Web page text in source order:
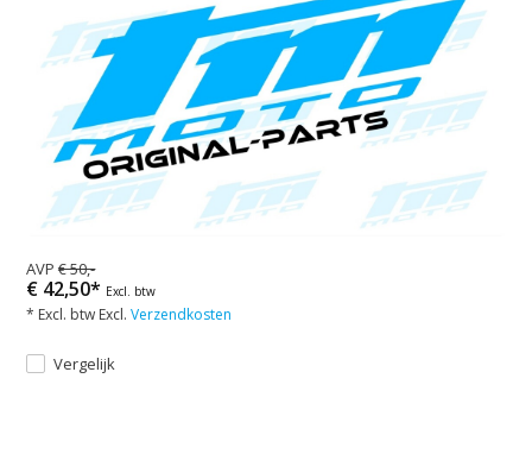
AVP€ 50,-
€ 42,50* Excl. btw
* Excl. btw Excl.Verzendkosten
Vergelijk